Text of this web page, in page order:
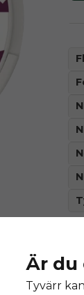
Är du
Tyvärr